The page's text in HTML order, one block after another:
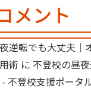
メント
逆転でも大丈夫｜
術 に 不登校の昼
不登校支援ポータ